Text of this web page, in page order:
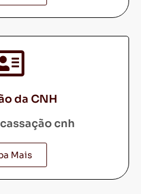
da CNH
cnh
Mais